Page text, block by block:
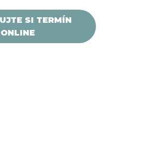
SI TERMÍN
ONLINE